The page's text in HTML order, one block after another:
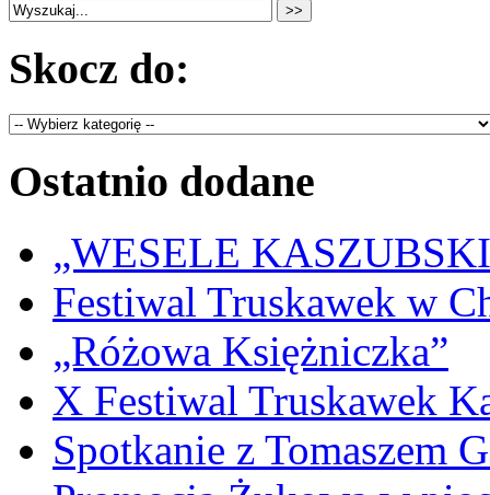
Skocz do:
Ostatnio dodane
„WESELE
Festiwal Truskawek w
„Różowa Księżniczka”
X Festiwal Truskawek
Spotkanie z Tomaszem